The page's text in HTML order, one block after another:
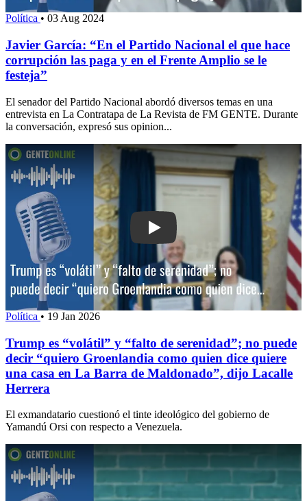
Política • 03 Aug 2024
Javier García: “En el Partido Nacional el que hace
corrupción las paga y en el Frente Amplio se le
festeja”
El senador del Partido Nacional abordó diversos temas en una
entrevista en La Contratapa de La Revista de FM GENTE. Durante
la conversación, expresó sus opinion...
Play: Trump es “volátil” y “falto de
Política • 19 Jan 2026
Trump es “volátil” y “falto de serenidad”; no puede
decir “quiero Groenlandia como quien dice quiere
una casa en La Barra de Maldonado”, dijo Lacalle
Herrera
El exmandatario cuestionó el tinte ideológico del gobierno de
Yamandú Orsi con respecto a Venezuela.